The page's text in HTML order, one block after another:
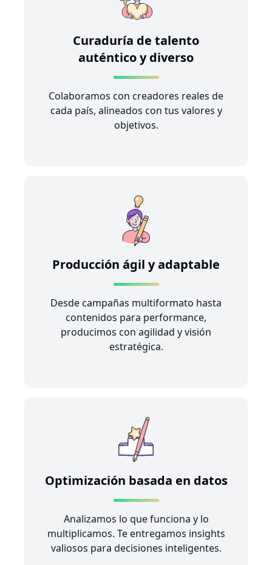
Curaduría de talento
auténtico y diverso
Colaboramos con creadores reales de
cada país, alineados con tus valores y
objetivos.
Producción ágil y adaptable
Desde campañas multiformato hasta
contenidos para performance,
producimos con agilidad y visión
estratégica.
Optimización basada en datos
Analizamos lo que funciona y lo
multiplicamos. Te entregamos insights
valiosos para decisiones inteligentes.